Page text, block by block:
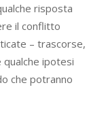
risposta
il conflitto
– trascorse,
ipotesi
che potranno